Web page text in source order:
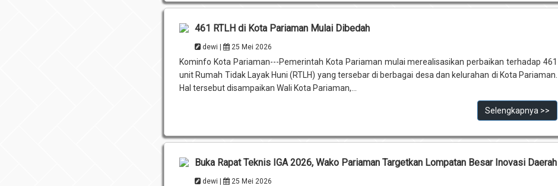
461 RTLH di Kota Pariaman Mulai Dibedah
dewi | 25 Mei 2026
Kominfo Kota Pariaman---Pemerintah Kota Pariaman mulai merealisasikan perbaikan terhadap 461
unit Rumah Tidak Layak Huni (RTLH) yang tersebar di berbagai desa dan kelurahan di Kota Pariaman.
Hal tersebut disampaikan Wali Kota Pariaman,...
Selengkapnya >>
Buka Rapat Teknis IGA 2026, Wako Pariaman Targetkan Lompatan Besar Inovasi Daerah
dewi | 25 Mei 2026